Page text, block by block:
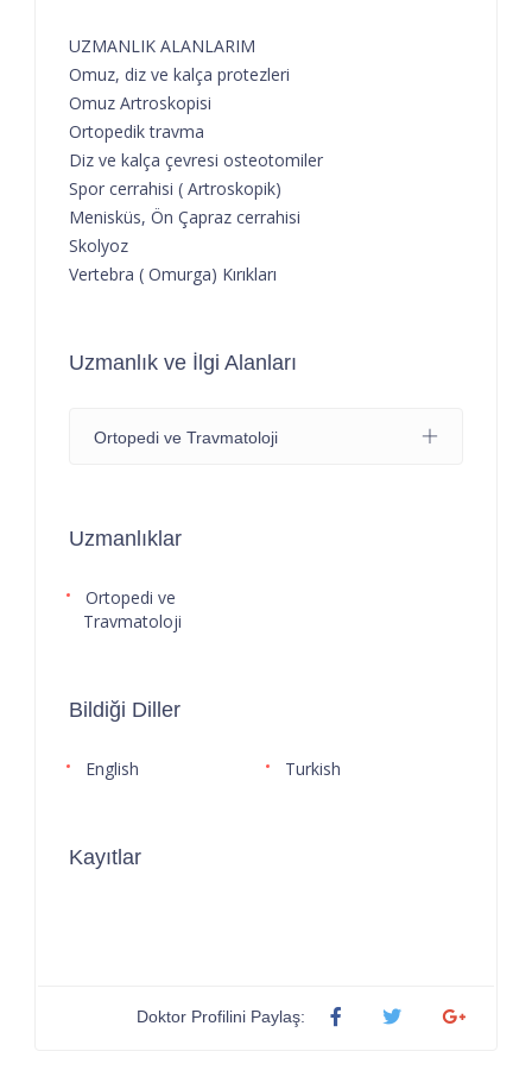
UZMANLIK ALANLARIM
Omuz, diz ve kalça protezleri
Omuz Artroskopisi
Ortopedik travma
Diz ve kalça çevresi osteotomiler
Spor cerrahisi ( Artroskopik)
Menisküs, Ön Çapraz cerrahisi
Skolyoz
Vertebra ( Omurga) Kırıkları
Uzmanlık ve İlgi Alanları
Ortopedi ve Travmatoloji
Uzmanlıklar
Ortopedi ve
Travmatoloji
Bildiği Diller
English Turkish
Kayıtlar
Doktor Profilini Paylaş: